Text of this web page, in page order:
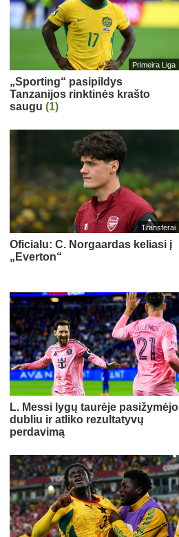
Primeira Liga
„Sporting“ pasipildys
Tanzanijos rinktinės krašto
saugu(1)
Transferai
Oficialu: C. Norgaardas keliasi į
„Everton“
L. Messi lygų taurėje pasižymėjo
dubliu ir atliko rezultatyvų
perdavimą